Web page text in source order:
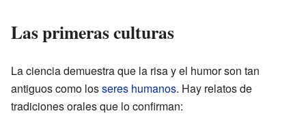
Las primeras culturas
La ciencia demuestra que la risa y el humor son tan
antiguos como losseres humanos. Hay relatos de
tradiciones orales que lo confirman: